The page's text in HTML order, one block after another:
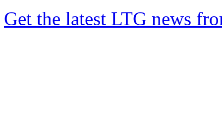
Get the latest LTG news